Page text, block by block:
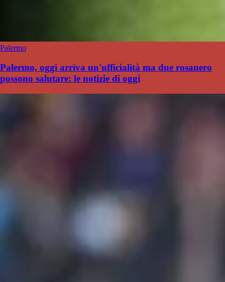
Palermo
Palermo, oggi arriva un'ufficialità ma due rosanero
possono salutare: le notizie di oggi